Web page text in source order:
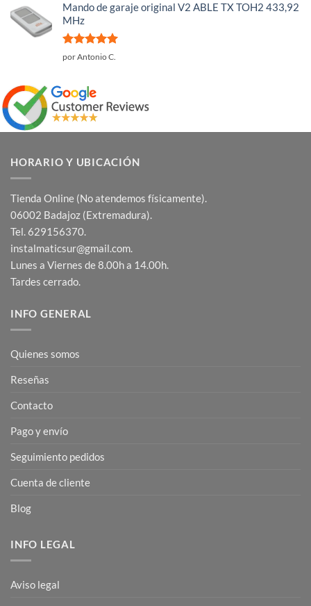
Mando de garaje original V2 ABLE TX TOH2 433,92
MHz
Valorado
por Antonio C.
HORARIO Y UBICACIÓN
Tienda Online (No atendemos físicamente).
06002 Badajoz (Extremadura).
Tel. 629156370.
instalmaticsur@gmail.com.
Lunes a Viernes de 8.00h a 14.00h.
Tardes cerrado.
INFO GENERAL
Quienes somos
Reseñas
Contacto
Pago y envío
Seguimiento pedidos
Cuenta de cliente
Blog
INFO LEGAL
Aviso legal